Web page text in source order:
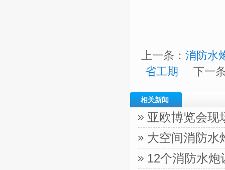
上一条：消防水
省工期
下一
相关新闻
亚欧博览会现
大空间消防水
12个消防水